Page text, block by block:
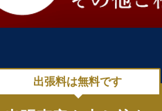
出張料は無料です